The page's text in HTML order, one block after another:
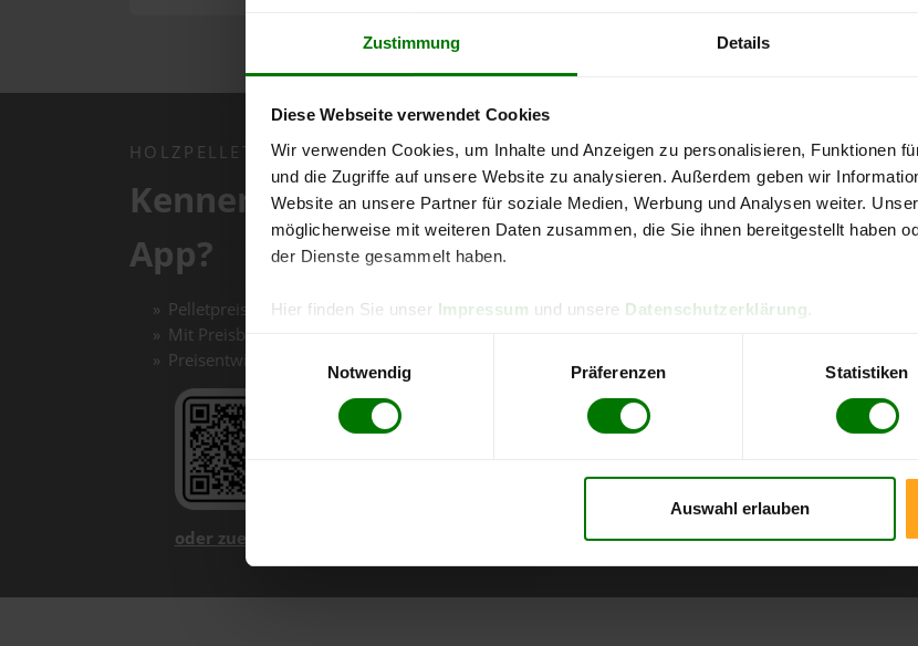
Zustimmung Details
Diese Webseite verwendet Cookies
Wir verwenden Cookies, um Inhalte und Anzeigen zu personalisieren, Funktionen
und die Zugriffe auf unsere Website zu analysieren. Außerdem geben wir
Website an unsere Partner für soziale Medien, Werbung und Analysen weiter.
möglicherweise mit weiteren Daten zusammen, die Sie ihnen bereitgestellt haben
der Dienste gesammelt haben.
Hier finden Sie unser Impressum und unsere Datenschutzerklärung
Notwendig
Präferenzen Statistiken
Auswahl erlauben
HOLZPELLETS.NET APP
Kennen Sie schon unsere kostenlose
App?
Pelletpreise mit einem Klick vergleichen und direkt online bestellen
Mit Preisbenachrichtigungen immer auf dem aktuellen Stand
Preisentwicklungen im Chart einfach nachverfolgen
oder zuerst mehr über unsere App erfahren